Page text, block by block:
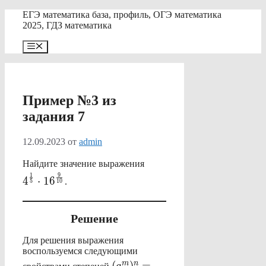
Перейти
ЕГЭ математика база, профиль, ОГЭ математика
2025, ГДЗ математика
Меню
Пример №3 из
задания 7
12.09.2023 от admin
Найдите значение выражения
16^{\frac{9}
4 5
1 ⋅ 16 10
9
.
Решение
Для решения выражения
воспользуемся следующими
(a^m)^n=a^{m+n}
m n